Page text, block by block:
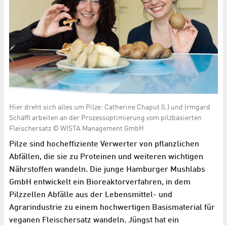
Hier dreht sich alles um Pilze: Catherine Chaput (l.) und Irmgard
Schäffl arbeiten an der Prozessoptimierung vom pilzbasierten
Fleischersatz © WISTA Management GmbH
Pilze sind hocheffiziente Verwerter von pflanzlichen
Abfällen, die sie zu Proteinen und weiteren wichtigen
Nährstoffen wandeln. Die junge Hamburger Mushlabs
GmbH entwickelt ein Bioreaktorverfahren, in dem
Pilzzellen Abfälle aus der Lebensmittel- und
Agrarindustrie zu einem hochwertigen Basismaterial für
veganen Fleischersatz wandeln. Jüngst hat ein